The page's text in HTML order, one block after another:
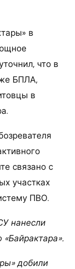
в
что в
БПЛА,
в
связано с
участках
ПВО.
нанесли
«Байрактара».
добили